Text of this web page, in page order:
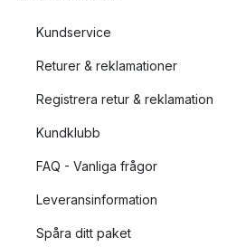
Kundservice
Returer & reklamationer
Registrera retur & reklamation
Kundklubb
FAQ - Vanliga frågor
Leveransinformation
Spåra ditt paket